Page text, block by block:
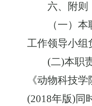
六、附则
（一）
工作领导小组
(二)本职
《动物科技
(2018年版)同